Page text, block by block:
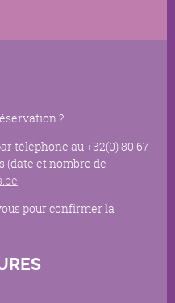
?
téléphone au +32(0) 80 67
(date et nombre de
.
pour confirmer la